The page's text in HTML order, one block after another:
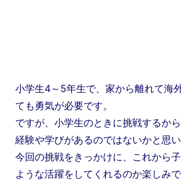
小学生4～5年生で、家から離れて海
ても勇気が必要です。
ですが、小学生のときに挑戦するか
経験や学びがあるのではないかと思い
今回の挑戦をきっかけに、これから
ような活躍をしてくれるのか楽しみで